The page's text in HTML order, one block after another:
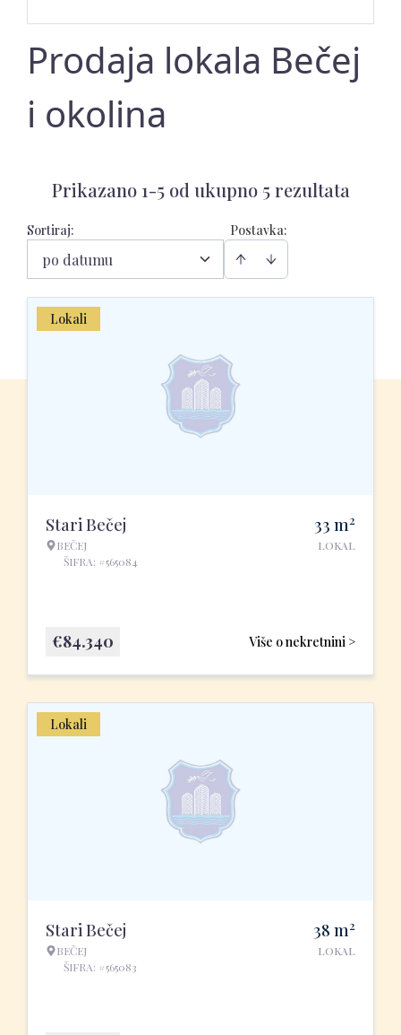
Prodaja lokala Bečej
i okolina
Prikazano 1-5 od ukupno 5 rezultata
Postavka:
Sortiraj:
po datumu
Lokali
Stari Bečej
BEČEJ
ŠIFRA: #565084
33 m2
LOKAL
Više o nekretnini >
€84.340
Lokali
Stari Bečej
BEČEJ
ŠIFRA: #565083
38 m2
LOKAL